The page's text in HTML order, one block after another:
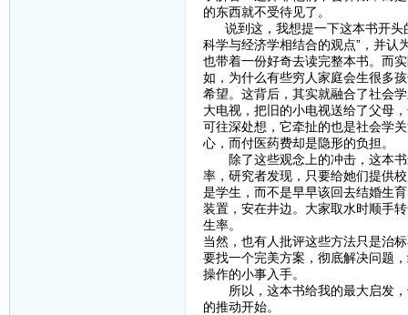
的东西就不受待见了。
说到这，我想提一下这本书开头
科学与经济学相结合的观点”，并认
也带着一份好奇去读完整本书。而
如，为什么有些穷人家庭会生很多
希望。这背后，其实就融合了社会
大电视，把旧的小电视送给了父母
可往深处想，它牵扯的也是社会学
心，而付医药费却是隐形的负担。
除了这些观念上的冲击，这本书
率，研究者发现，只要给她们提供
是学生，而不是早早该回去结婚生
装置，安在井边。大家取水时顺手
生率。
当然，也有人批评这些方法只是治
要找一个完美方案，彻底解决问题
操作的小事入手。
所以，这本书给我的最大启发，
的推动开始。